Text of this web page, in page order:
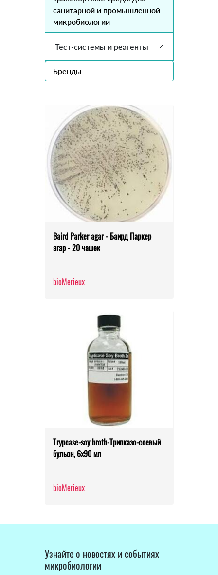
санитарной и промышленной
микробиологии
Тест-системы и реагенты
Бренды
Baird Parker agar - Баирд Паркер
агар - 20 чашек
bioMerieux
Trypcase-soy broth-Трипказо-соевый
бульон, 6x90 мл
bioMerieux
Узнайте о новостях и событиях
микробиологии